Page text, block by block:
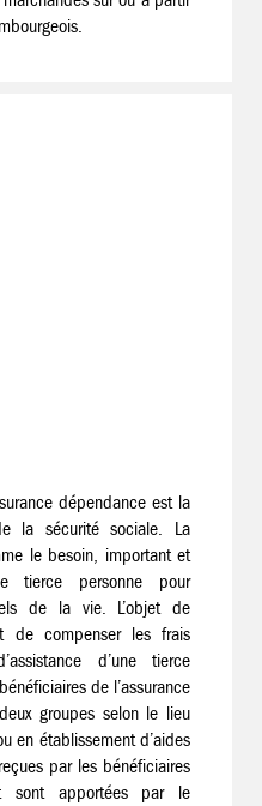
dépendance est la
la sécurité sociale. La
le besoin, important et
tierce personne pour
de la vie. L’objet de
de compenser les frais
d’une tierce
de l’assurance
groupes selon le lieu
en établissement d’aides
par les bénéficiaires
sont apportées par le